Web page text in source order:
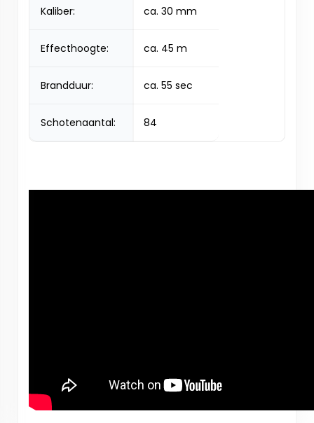
Kaliber: ca. 30 mm
Effecthoogte: ca. 45 m
Brandduur: ca. 55 sec
Schotenaantal: 84